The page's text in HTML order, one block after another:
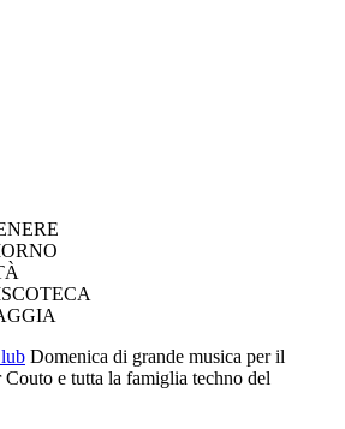
Domenica di grande musica per il
e tutta la famiglia techno del